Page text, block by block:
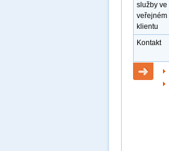
služby ve
veřejném
klientu
Kontakt